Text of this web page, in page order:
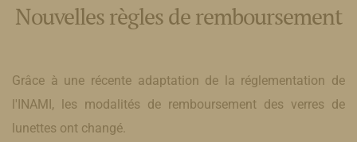
Nouvelles règles de remboursement
Grâce à une récente adaptation de la réglementation de
l'INAMI, les modalités de remboursement des verres de
lunettes ont changé.